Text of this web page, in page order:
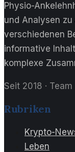
Physio-
und Analysen
verschiedenen
informative
komplexe
Seit 2018 · Team
Rubriken
Krypto-
Leben